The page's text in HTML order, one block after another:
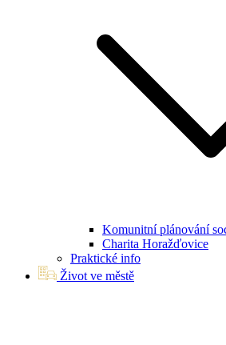
Komunitní plánování
Charita Horažďovice
Praktické info
Život ve městě